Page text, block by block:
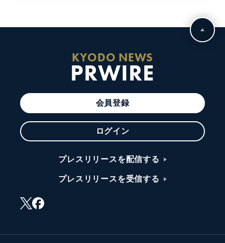
KYODO NEWS
PRWIRE
会員登録
ログイン
プレスリリースを配信する
プレスリリースを受信する